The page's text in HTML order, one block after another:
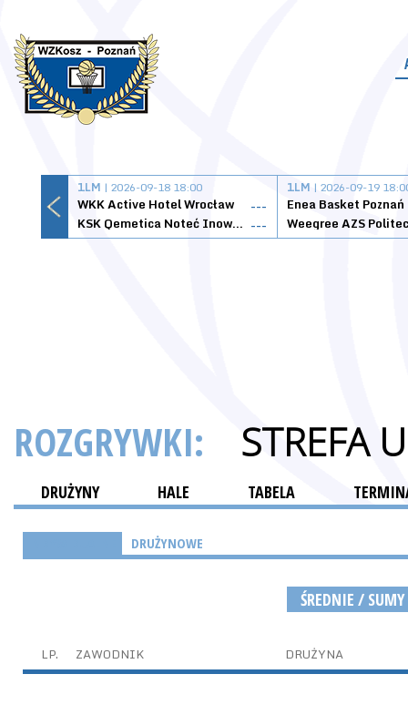
1LM | 2026-09-18 18:00
WKK Active Hotel Wrocław
---
KSK Qemetica Noteć Inowrocław ---
1LM | 2026-09-19
Enea Basket Poznań
ROZGRYWKI: STREFA
DRUŻYNY HALE TABELA
DRUŻYNOWE
ŚREDNIE / SUMY
LP. ZAWODNIK DRUŻYNA